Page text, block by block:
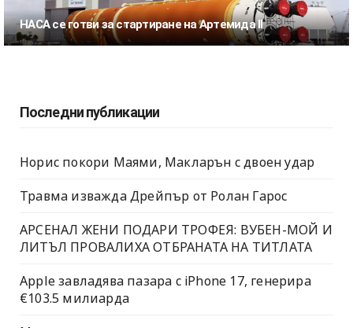
НАСА се готви за стартиране на Артемида II
Последни публикации
Норис покори Маями, Макларън с двоен удар
Травма изважда Дрейпър от Ролан Гарос
АРСЕНАЛ ЖЕНИ ПОДАРИ ТРОФЕЯ: ВУБЕН-МОЙ И
ЛИТЪЛ ПРОВАЛИХА ОТБРАНАТА НА ТИТЛАТА
Apple завладява пазара с iPhone 17, генерира
€103.5 милиарда